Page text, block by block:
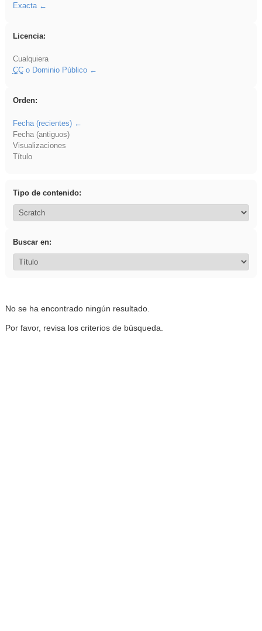
Exacta
Licencia:
Cualquiera
CCo Dominio Público
Orden:
Fecha (recientes)
Fecha (antiguos)
Visualizaciones
Título
Tipo de contenido:
Buscar en:
No se ha encontrado ningún resultado.
Por favor, revisa los criterios de búsqueda.